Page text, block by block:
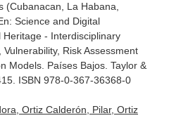
(Cubanacan, La Habana,
Science and Digital
- Interdisciplinary
Risk Assessment
Models. Países Bajos. Taylor &
ISBN 978-0-367-36368-0
Ortiz Calderón, Pilar, Ortiz